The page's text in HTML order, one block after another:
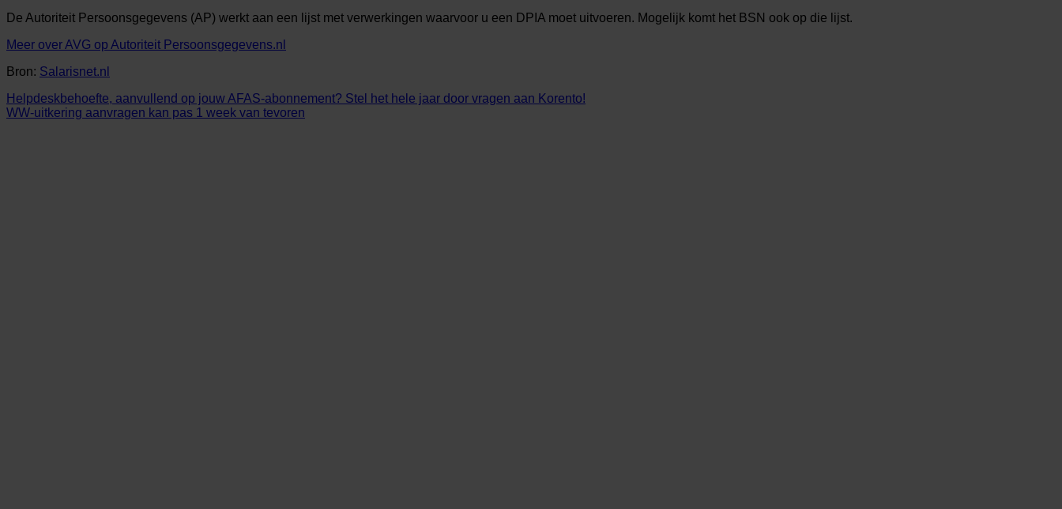
De Autoriteit Persoonsgegevens (AP) werkt aan een lijst met verwerkingen waarvoor u een DPIA moet uitvoeren. Mogelijk komt het BSN ook op die lijst.
Meer over AVG op Autoriteit Persoonsgegevens.nl
Bron: Salarisnet.nl
Helpdeskbehoefte, aanvullend op jouw AFAS-abonnement? Stel het hele jaar door vragen aan Korento!
WW-uitkering aanvragen kan pas 1 week van tevoren